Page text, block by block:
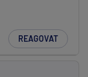
REAGOVAT